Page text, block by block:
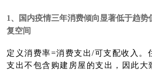
1、国内疫情三年消费倾向显著低于趋势
复空间
定义消费率=消费支出/可支配收入。
支出不包含购建房屋的支出，因此大